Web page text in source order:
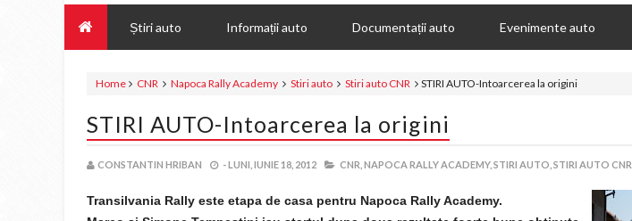
Știri auto Informații auto Documentații auto Evenimente auto
Home CNR Napoca Rally Academy Stiri auto Stiri auto CNR STIRI AUTO-Intoarcerea la origini
STIRI AUTO-Intoarcerea la origini
CONSTANTIN HRIBAN -LUNI, IUNIE 18, 2012 CNR, NAPOCA RALLY ACADEMY, STIRI AUTO, STIRI AUTO CNR,
Transilvania Rally este etapa de casa pentru Napoca Rally Academy.